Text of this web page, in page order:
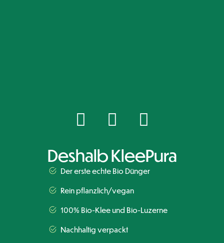
Deshalb KleePura
Der erste echte Bio Dünger
Rein pflanzlich/vegan
100% Bio-Klee und Bio-Luzerne
Nachhaltig verpackt